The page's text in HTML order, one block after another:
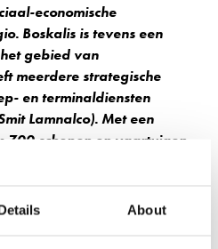
About
economische
Boskalis is tevens een
gebied van
meerdere strategische
en terminaldiensten
Lamnalco). Met een
700 schepen en vaartuigen
deelnemingen, is de